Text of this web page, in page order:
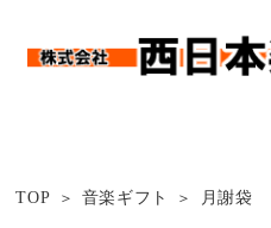
TOP 音楽ギフト 月謝袋